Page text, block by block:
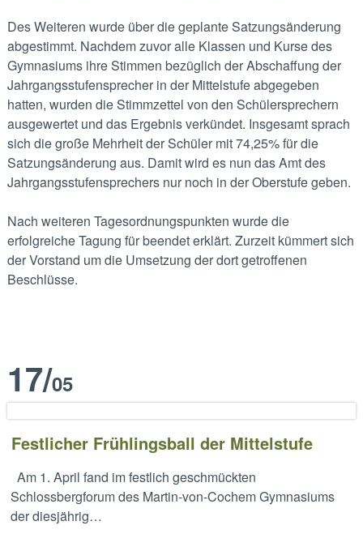
Des Weiteren wurde über die geplante Satzungsänderung
abgestimmt. Nachdem zuvor alle Klassen und Kurse des
Gymnasiums ihre Stimmen bezüglich der Abschaffung der
Jahrgangsstufensprecher in der Mittelstufe abgegeben
hatten, wurden die Stimmzettel von den Schülersprechern
ausgewertet und das Ergebnis verkündet. Insgesamt sprach
sich die große Mehrheit der Schüler mit 74,25% für die
Satzungsänderung aus. Damit wird es nun das Amt des
Jahrgangsstufensprechers nur noch in der Oberstufe geben.
Nach weiteren Tagesordnungspunkten wurde die
erfolgreiche Tagung für beendet erklärt. Zurzeit kümmert sich
der Vorstand um die Umsetzung der dort getroffenen
Beschlüsse.
17/05
Festlicher Frühlingsball der Mittelstufe
Am 1. April fand im festlich geschmückten
Schlossbergforum des Martin-von-Cochem Gymnasiums
der diesjährig…